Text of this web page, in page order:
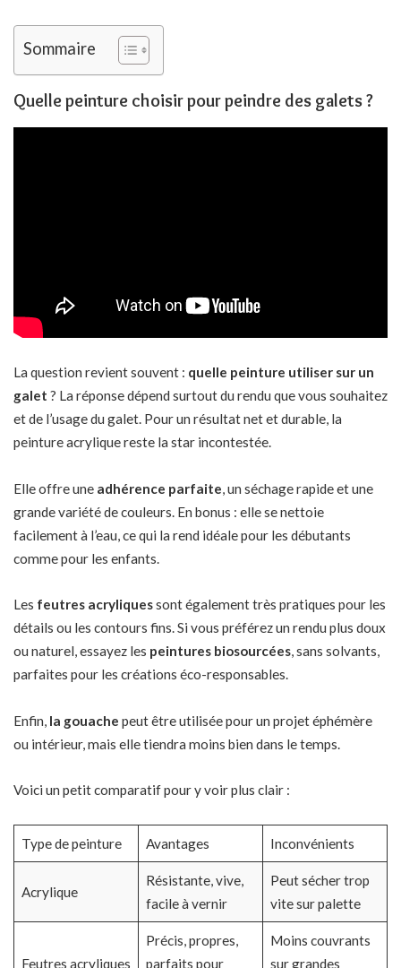
Sommaire
Quelle peinture choisir pour peindre des galets ?
La question revient souvent : quelle peinture utiliser sur un
galet ? La réponse dépend surtout du rendu que vous souhaitez
et de l’usage du galet. Pour un résultat net et durable, la
peinture acrylique reste la star incontestée.
Elle offre une adhérence parfaite, un séchage rapide et une
grande variété de couleurs. En bonus : elle se nettoie
facilement à l’eau, ce qui la rend idéale pour les débutants
comme pour les enfants.
Les feutres acryliquessont également très pratiques pour les
détails ou les contours fins. Si vous préférez un rendu plus doux
ou naturel, essayez les peintures biosourcées, sans solvants,
parfaites pour les créations éco-responsables.
Enfin, la gouache peut être utilisée pour un projet éphémère
ou intérieur, mais elle tiendra moins bien dans le temps.
Voici un petit comparatif pour y voir plus clair :
Type de peinture Avantages Inconvénients
Acrylique
Résistante, vive,
facile à vernir
Peut sécher trop
vite sur palette
Feutres acryliques
Précis, propres,
parfaits pour
Moins couvrants
sur grandes